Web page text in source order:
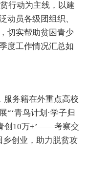
行动为主线，以建
动员各级团组织、
切实帮助贫困青少
度工作情况汇总如
服务籍在外重点高校
“‘青鸟计划·学子归
创10万+’——考察交
乡创业，助力脱贫攻